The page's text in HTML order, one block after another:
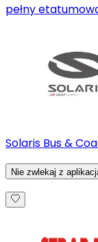
pełny etat
Solaris Bus &
Nie zwlekaj z